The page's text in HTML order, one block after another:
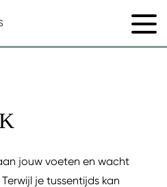
jouw voeten en wacht
je tussentijds kan